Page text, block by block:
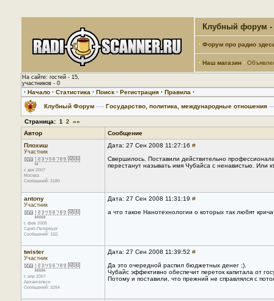
Клубный форум -
· Форум про радио
· Наш магазин ·
На сайте: гостей - 15,
участников - 0
· Начало · Статистика · Поиск · Регистрация · Правила ·
Клубный Форум —› Государство, политика, международные отношения
Страница: 1 2 »»
Автор
Сообщение
Плохиш
Участник
с дек 2007
Москва
Сообщений: 3180
Дата: 27 Сен 2008 11:27:16 #
Свершилось. Поставили действительно
перестанут называть имя Чубайса с ненавистью. Или
antony
Участник
с фев 2005
Санкт-Петербург
Сообщений: 1111
Дата: 27 Сен 2008 11:31:19 #
а что такое Нанотехнологии о которых так любят
twister
Участник
с апр 2007
Архангельск
Сообщений: 3264
Дата: 27 Сен 2008 11:39:52 #
Да это очередной распил бюджетных денег ;).
Чубайс эффективно обеспечит переток капитала от
Потому и поставили, что прежний не справлялся с